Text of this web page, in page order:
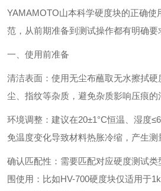
‌YAMAMOTO山本科学硬度块的正确使
范，从前期准备到测试操作都有明确要
一、使用前准备
清洁表面‌：使用无尘布蘸取无水擦拭
尘、指纹等杂质，避免杂质影响压痕的
环境调整‌：建议在‌20±1°C恒温、湿度
免温度变化导致材料热胀冷缩，产生测
确认匹配性‌：需要匹配对应硬度测试
围使用：比如HV-700硬度块仅适用于